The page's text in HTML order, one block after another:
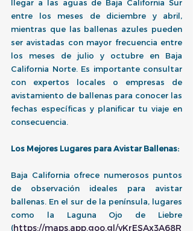
llegar a las aguas de Baja California Sur
entre los meses de diciembre y abril,
mientras que las ballenas azules pueden
ser avistadas con mayor frecuencia entre
los meses de julio y octubre en Baja
California Norte. Es importante consultar
con expertos locales o empresas de
avistamiento de ballenas para conocer las
fechas específicas y planificar tu viaje en
consecuencia.
Los Mejores Lugares para Avistar Ballenas:
Baja California ofrece numerosos puntos
de observación ideales para avistar
ballenas. En el sur de la península, lugares
como la Laguna Ojo de Liebre
(https://maps.app.goo.gl/yKrESAx3A68R